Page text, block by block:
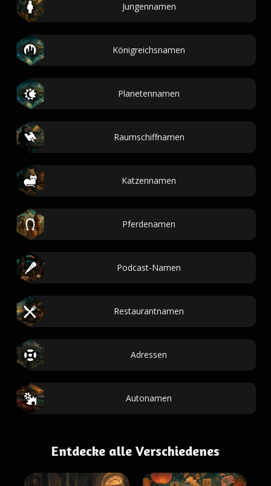
Jungennamen
Königreichsnamen
Planetennamen
Raumschiffnamen
Katzennamen
Pferdenamen
Podcast-Namen
Restaurantnamen
Adressen
Autonamen
Entdecke alle Verschiedenes